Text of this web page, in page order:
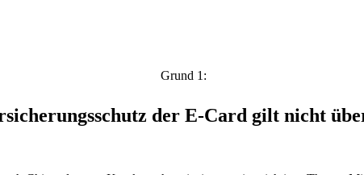
Grund 1:
der E-Card gilt nicht